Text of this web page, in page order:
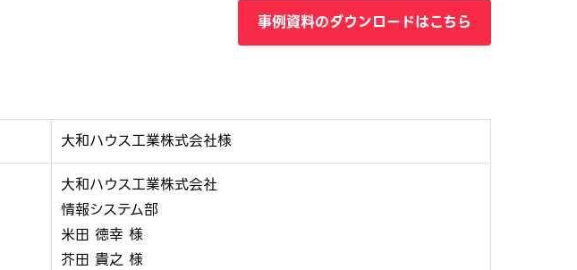
事例資料のダウンロードはこちら
大和ハウス工業株式会社様
大和ハウス工業株式会社
情報システム部
米田 徳幸 様
芥田 貴之 様